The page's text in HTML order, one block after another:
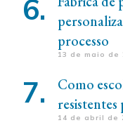
processo
13 de maio de
Como
14 de abril de